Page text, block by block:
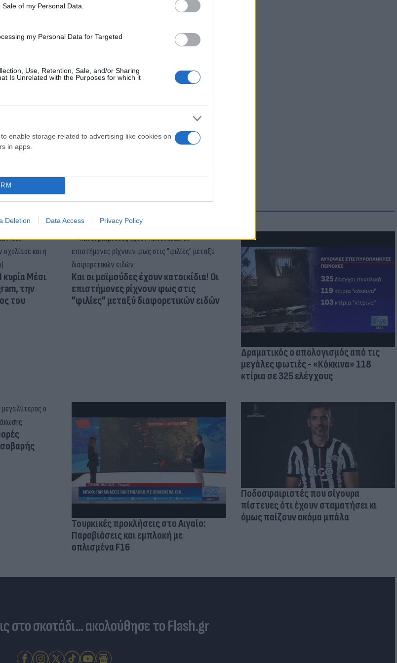
of my Personal Data.
my Personal Data for Targeted
Use, Retention, Sale, and/or Sharing
Is Unrelated with the Purposes for which it
enable storage related to advertising like cookies on
in apps.
Deletion Data Access Privacy Policy
ταξίδι Χαμάς
Μέσι
την
του
Και οι μαϊμούδες έχουν κατοικίδια! Οι
επιστήμονες ρίχνουν φως στις
"φιλίες" μεταξύ διαφορετικών ειδών
Δραματικός ο απολογισμός από τις
μεγάλες φωτιές - «Κόκκινα» 118
κτίρια σε 325 ελέγχους
Τουρκικές προκλήσεις στο Αιγαίο:
Παραβιάσεις και εμπλοκή με
οπλισμένα F16
Ποδοσφαιριστές που σίγουρα
πίστευες ότι έχουν σταματήσει κι
όμως παίζουν ακόμα μπάλα
στο σκοτάδι... ακολούθησε το Flash.gr